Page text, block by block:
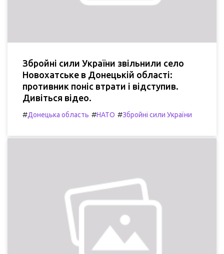
Збройні сили України звільнили село
Новохатське в Донецькій області:
противник поніс втрати і відступив.
Дивіться відео.
#Донецька область #НАТО #Збройні сили України